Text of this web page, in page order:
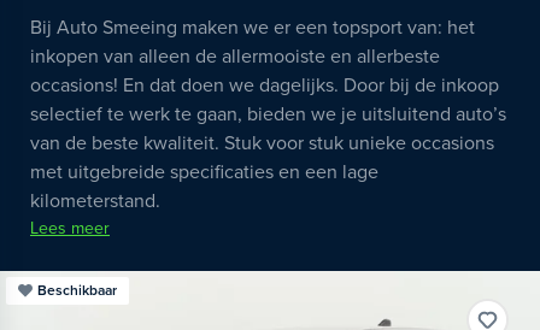
Bij Auto Smeeing maken we er een topsport van: het
inkopen van alleen de allermooiste en allerbeste
occasions! En dat doen we dagelijks. Door bij de inkoop
selectief te werk te gaan, bieden we je uitsluitend auto’s
van de beste kwaliteit. Stuk voor stuk unieke occasions
met uitgebreide specificaties en een lage
kilometerstand.
Lees meer
Beschikbaar